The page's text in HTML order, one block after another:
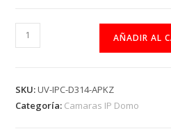
Camara
IP
12mm
AÑADIR AL
SKU:UV-IPC-D314-APKZ
Categoría: Camaras IP Domo